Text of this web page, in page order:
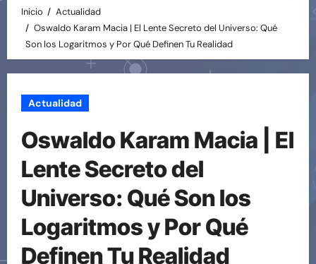
Inicio
Actualidad
Oswaldo Karam Macia | El Lente Secreto del Universo: Qué
Son los Logaritmos y Por Qué Definen Tu Realidad
Actualidad
Oswaldo Karam Macia | El
Lente Secreto del
Universo: Qué Son los
Logaritmos y Por Qué
Definen Tu Realidad